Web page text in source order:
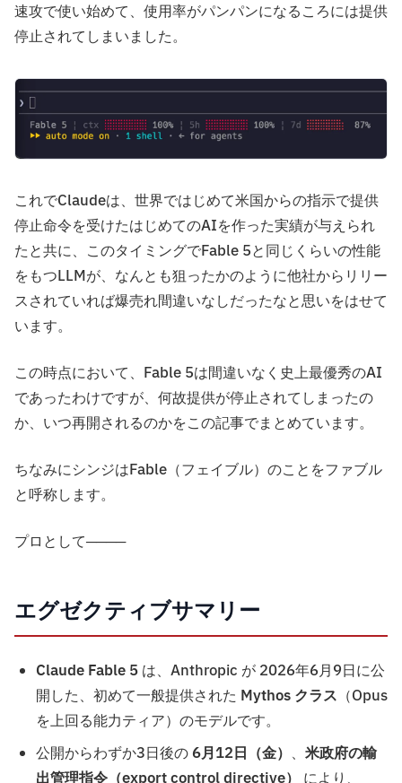
速攻で使い始めて、使用率がパンパンになるころには提供
停止されてしまいました。
これでClaudeは、世界ではじめて米国からの指示で提供
停止命令を受けたはじめてのAIを作った実績が与えられ
たと共に、このタイミングでFable 5と同じくらいの性能
をもつLLMが、なんとも狙ったかのように他社からリリー
スされていれば爆売れ間違いなしだったなと思いをはせて
います。
この時点において、Fable 5は間違いなく史上最優秀のAI
であったわけですが、何故提供が停止されてしまったの
か、いつ再開されるのかをこの記事でまとめています。
ちなみにシンジはFable（フェイブル）のことをファブル
と呼称します。
プロとして────
エグゼクティブサマリー
Claude Fable 5 は、Anthropic が 2026年6月9日に公
開した、初めて一般提供された Mythos クラス （Opus
を上回る能力ティア）のモデルです。
公開からわずか3日後の6月12日（金） 、 米政府の輸
出管理指令（export control directive） により、